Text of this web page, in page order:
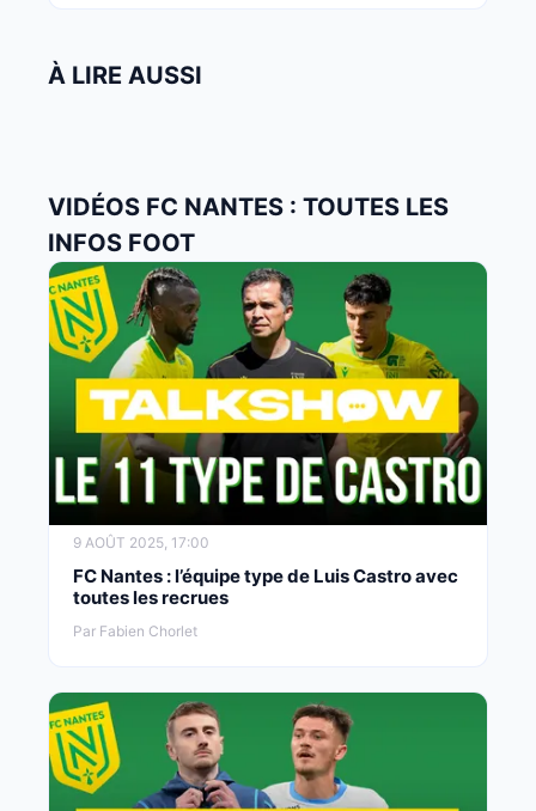
À LIRE AUSSI
VIDÉOS FC NANTES : TOUTES LES
INFOS FOOT
9 AOÛT 2025, 17:00
FC Nantes : l’équipe type de Luis Castro avec
toutes les recrues
Par Fabien Chorlet